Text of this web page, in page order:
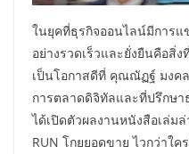
ในยุคที่ธุรกิจออนไลน์มีการแ
อย่างรวดเร็วและยั่งยืนคือสิ่
เป็นโอกาสดีที่ คุณณัฏฐ์ มงค
การตลาดดิจิทัลและที่ปรึกษ
ได้เปิดตัวผลงานหนังสือเล่ม
RUN โกยยอดขาย ไวกว่าใค